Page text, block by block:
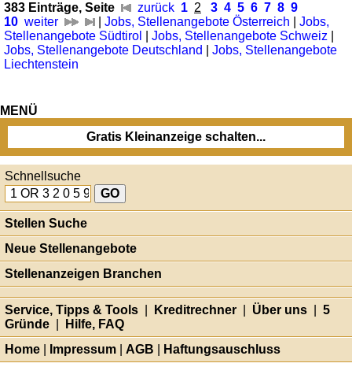
383 Einträge, Seite zurück 1 2 3 4 5 6 7 8 9
10 weiter Jobs, Stellenangebote Österreich
Jobs,
Stellenangebote Südtirol
Jobs, Stellenangebote Schweiz
Jobs, Stellenangebote Deutschland
Jobs, Stellenangebote
Liechtenstein
MENÜ
Gratis Kleinanzeige schalten...
Schnellsuche
Stellen Suche
Neue Stellenangebote
Stellenanzeigen Branchen
Service, Tipps & Tools Kreditrechner Über uns
5
Gründe
Hilfe, FAQ
Home
Impressum AGB Haftungsauschluss